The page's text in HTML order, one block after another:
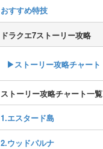
おすすめ特技
ドラクエ7ストーリー攻略
▶ストーリー攻略チャート
ストーリー攻略チャート一覧
1.エスタード島
2.ウッドパルナ